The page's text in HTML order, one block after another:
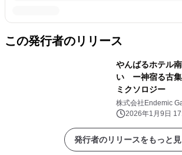
この発行者のリリース
やんばるホテル
い ー神宿る古
ミクソロジー
株式会社Endemic
2026年1月9日
発行者のリリースをもっと